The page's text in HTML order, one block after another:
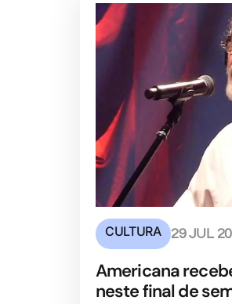
CULTURA 29 JUL
Americana
neste final de